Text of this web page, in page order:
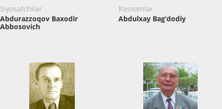
Siyosatchilar
Abdurazzoqov Baxodir
Abbosovich
Rassomlar
Abdulxay Bag‘dodiy